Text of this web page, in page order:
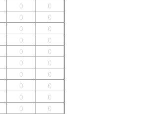
0 0
0 0
0 0
0 0
0 0
0 0
0 0
0 0
0 0
0 0